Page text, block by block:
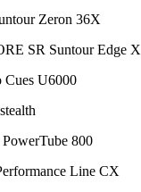
Zeron 36X
SR Suntour Edge X
Cues U6000
800
Line CX